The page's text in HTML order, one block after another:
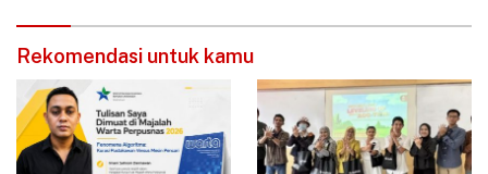
Rekomendasi untuk kamu